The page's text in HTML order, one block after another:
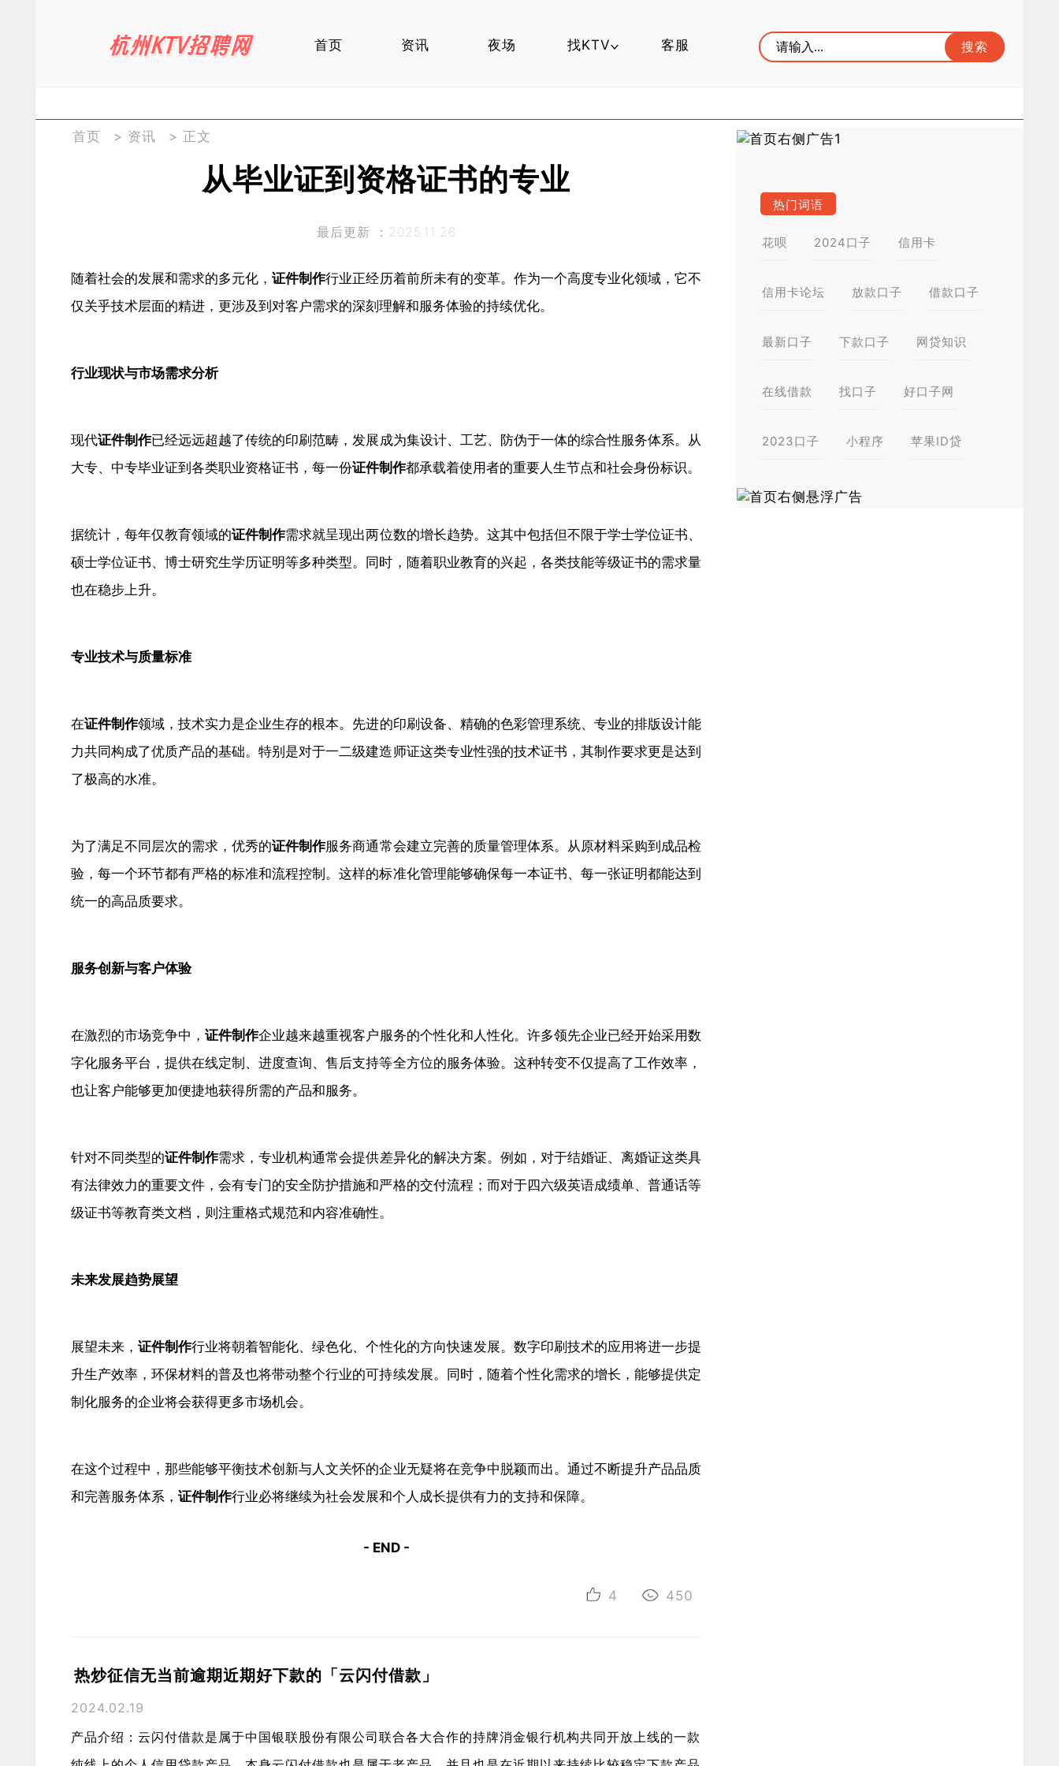
首页 资讯 夜场 找KTV
杭州夜场
客服
首页 > 资讯 > 正文
从毕业证到资格证书的专业
最后更新 ：2025.11.26
随着社会的发展和需求的多元化，证件制作行业正经历着前所未有的变革。作为一个高度专业化领域，它不
仅关乎技术层面的精进，更涉及到对客户需求的深刻理解和服务体验的持续优化。
行业现状与市场需求分析
现代证件制作已经远远超越了传统的印刷范畴，发展成为集设计、工艺、防伪于一体的综合性服务体系。从
大专、中专毕业证到各类职业资格证书，每一份证件制作都承载着使用者的重要人生节点和社会身份标识。
据统计，每年仅教育领域的证件制作需求就呈现出两位数的增长趋势。这其中包括但不限于学士学位证书、
硕士学位证书、博士研究生学历证明等多种类型。同时，随着职业教育的兴起，各类技能等级证书的需求量
也在稳步上升。
专业技术与质量标准
在证件制作领域，技术实力是企业生存的根本。先进的印刷设备、精确的色彩管理系统、专业的排版设计能
力共同构成了优质产品的基础。特别是对于一二级建造师证这类专业性强的技术证书，其制作要求更是达到
了极高的水准。
为了满足不同层次的需求，优秀的证件制作服务商通常会建立完善的质量管理体系。从原材料采购到成品检
验，每一个环节都有严格的标准和流程控制。这样的标准化管理能够确保每一本证书、每一张证明都能达到
统一的高品质要求。
服务创新与客户体验
在激烈的市场竞争中，证件制作企业越来越重视客户服务的个性化和人性化。许多领先企业已经开始采用数
字化服务平台，提供在线定制、进度查询、售后支持等全方位的服务体验。这种转变不仅提高了工作效率，
也让客户能够更加便捷地获得所需的产品和服务。
针对不同类型的证件制作需求，专业机构通常会提供差异化的解决方案。例如，对于结婚证、离婚证这类具
有法律效力的重要文件，会有专门的安全防护措施和严格的交付流程；而对于四六级英语成绩单、普通话等
级证书等教育类文档，则注重格式规范和内容准确性。
未来发展趋势展望
展望未来，证件制作行业将朝着智能化、绿色化、个性化的方向快速发展。数字印刷技术的应用将进一步提
升生产效率，环保材料的普及也将带动整个行业的可持续发展。同时，随着个性化需求的增长，能够提供定
制化服务的企业将会获得更多市场机会。
在这个过程中，那些能够平衡技术创新与人文关怀的企业无疑将在竞争中脱颖而出。通过不断提升产品品质
和完善服务体系， 证件制作行业必将继续为社会发展和个人成长提供有力的支持和保障。
- END -
450
4
热炒征信无当前逾期近期好下款的「云闪付借款」
2024.02.19
产品介绍：云闪付借款是属于中国银联股份有限公司联合各大合作的持牌消金银行机构共同开放上线的一款
热门词语
花呗 2024口子 信用卡
信用卡论坛 放款口子 借款口子
最新口子 下款口子 网贷知识
在线借款 找口子 好口子网
2023口子 小程序 苹果ID贷